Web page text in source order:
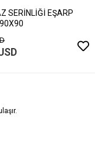
SERİNLİĞİ EŞARP